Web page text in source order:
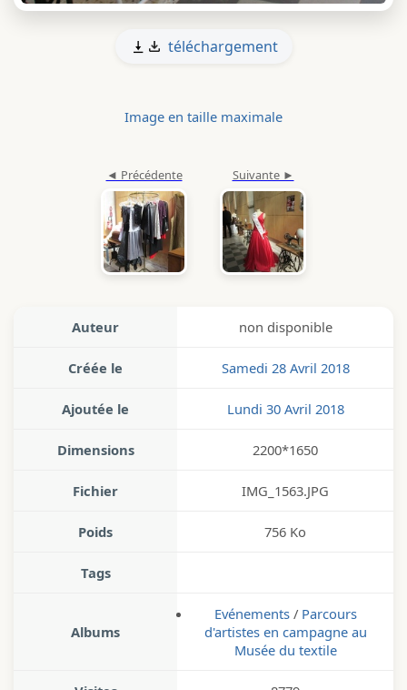
téléchargement
Image en taille maximale
Auteur non disponible
Créée le Samedi 28 Avril 2018
Ajoutée le Lundi 30 Avril 2018
Dimensions 2200*1650
Fichier IMG_1563.JPG
Poids 756 Ko
Tags
Albums
Evénements/ Parcours
d'artistes en campagne au
Musée du textile